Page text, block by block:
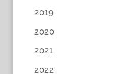
2019
2020
2021
2022